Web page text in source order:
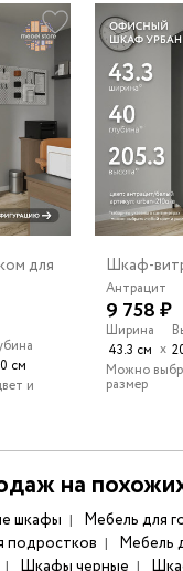
для
см
и
Шкаф-
Антрацит
9 758 ₽
Ширина
43.3 см х
Можно
размер
на
шкафы
Мебель для
подростков
Мебель